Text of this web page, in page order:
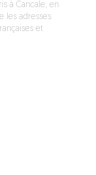
à Cancale, en
les adresses
et